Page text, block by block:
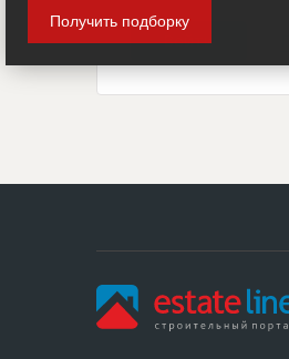
Войти
Получить подборку